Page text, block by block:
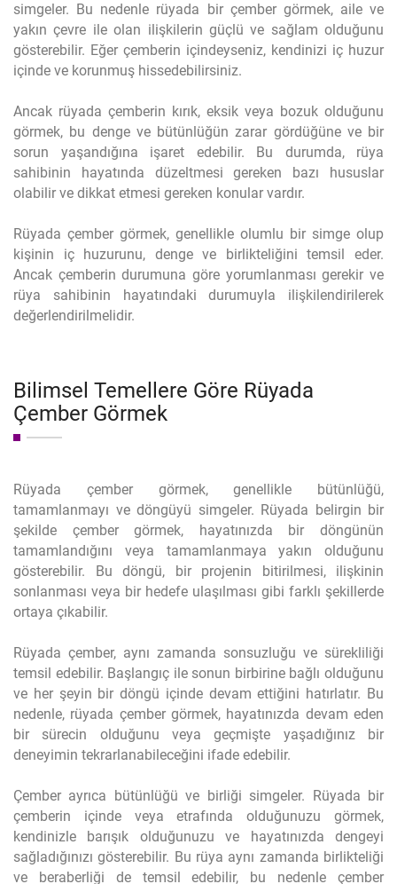
simgeler. Bu nedenle rüyada bir çember görmek, aile ve
yakın çevre ile olan ilişkilerin güçlü ve sağlam olduğunu
gösterebilir. Eğer çemberin içindeyseniz, kendinizi iç huzur
içinde ve korunmuş hissedebilirsiniz.
Ancak rüyada çemberin kırık, eksik veya bozuk olduğunu
görmek, bu denge ve bütünlüğün zarar gördüğüne ve bir
sorun yaşandığına işaret edebilir. Bu durumda, rüya
sahibinin hayatında düzeltmesi gereken bazı hususlar
olabilir ve dikkat etmesi gereken konular vardır.
Rüyada çember görmek, genellikle olumlu bir simge olup
kişinin iç huzurunu, denge ve birlikteliğini temsil eder.
Ancak çemberin durumuna göre yorumlanması gerekir ve
rüya sahibinin hayatındaki durumuyla ilişkilendirilerek
değerlendirilmelidir.
Bilimsel Temellere Göre Rüyada
Çember Görmek
Rüyada çember görmek, genellikle bütünlüğü,
tamamlanmayı ve döngüyü simgeler. Rüyada belirgin bir
şekilde çember görmek, hayatınızda bir döngünün
tamamlandığını veya tamamlanmaya yakın olduğunu
gösterebilir. Bu döngü, bir projenin bitirilmesi, ilişkinin
sonlanması veya bir hedefe ulaşılması gibi farklı şekillerde
ortaya çıkabilir.
Rüyada çember, aynı zamanda sonsuzluğu ve sürekliliği
temsil edebilir. Başlangıç ile sonun birbirine bağlı olduğunu
ve her şeyin bir döngü içinde devam ettiğini hatırlatır. Bu
nedenle, rüyada çember görmek, hayatınızda devam eden
bir sürecin olduğunu veya geçmişte yaşadığınız bir
deneyimin tekrarlanabileceğini ifade edebilir.
Çember ayrıca bütünlüğü ve birliği simgeler. Rüyada bir
çemberin içinde veya etrafında olduğunuzu görmek,
kendinizle barışık olduğunuzu ve hayatınızda dengeyi
sağladığınızı gösterebilir. Bu rüya aynı zamanda birlikteliği
ve beraberliği de temsil edebilir, bu nedenle çember